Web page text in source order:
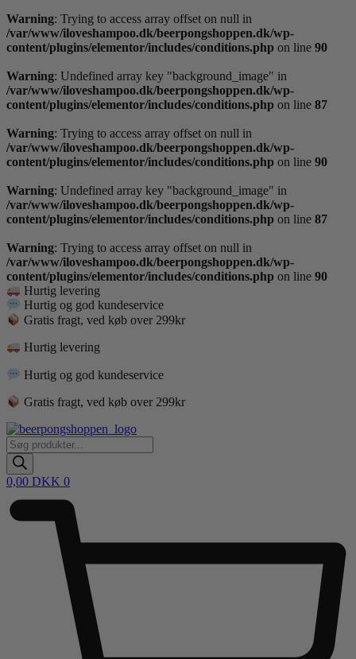
Warning: Trying to access array offset on null in
/var/www/iloveshampoo.dk/beerpongshoppen.dk/wp-
content/plugins/elementor/includes/conditions.php on line 90
Warning: Undefined array key "background_image" in
/var/www/iloveshampoo.dk/beerpongshoppen.dk/wp-
content/plugins/elementor/includes/conditions.php on line 87
Warning: Trying to access array offset on null in
/var/www/iloveshampoo.dk/beerpongshoppen.dk/wp-
content/plugins/elementor/includes/conditions.php on line 90
Warning: Undefined array key "background_image" in
/var/www/iloveshampoo.dk/beerpongshoppen.dk/wp-
content/plugins/elementor/includes/conditions.php on line 87
Warning: Trying to access array offset on null in
/var/www/iloveshampoo.dk/beerpongshoppen.dk/wp-
content/plugins/elementor/includes/conditions.php on line 90
Hurtig levering
Hurtig og god kundeservice
Gratis fragt, ved køb over 299kr
Hurtig levering
Hurtig og god kundeservice
Gratis fragt, ved køb over 299kr
Products
search
0,00 DKK 0